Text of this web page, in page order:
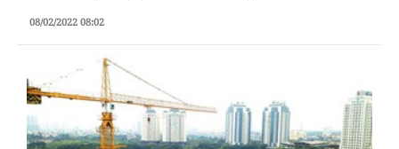
08/02/2022 08:02